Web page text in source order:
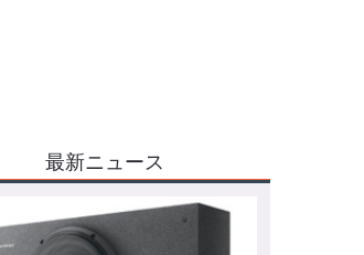
最新ニュース